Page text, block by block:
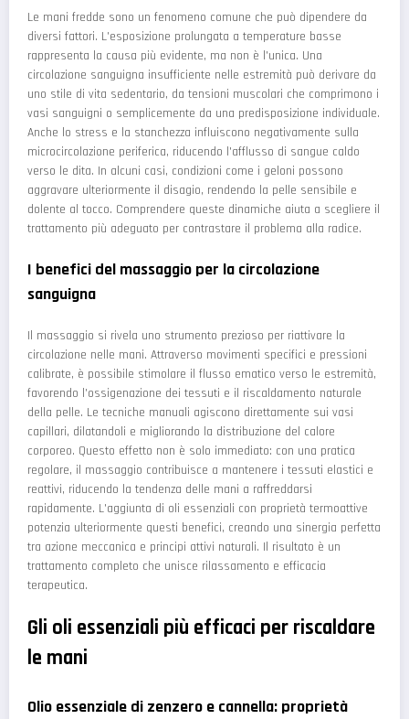
Le mani fredde sono un fenomeno comune che può dipendere da
diversi fattori. L'esposizione prolungata a temperature basse
rappresenta la causa più evidente, ma non è l'unica. Una
circolazione sanguigna insufficiente nelle estremità può derivare da
uno stile di vita sedentario, da tensioni muscolari che comprimono i
vasi sanguigni o semplicemente da una predisposizione individuale.
Anche lo stress e la stanchezza influiscono negativamente sulla
microcircolazione periferica, riducendo l'afflusso di sangue caldo
verso le dita. In alcuni casi, condizioni come i geloni possono
aggravare ulteriormente il disagio, rendendo la pelle sensibile e
dolente al tocco. Comprendere queste dinamiche aiuta a scegliere il
trattamento più adeguato per contrastare il problema alla radice.
I benefici del massaggio per la circolazione
sanguigna
Il massaggio si rivela uno strumento prezioso per riattivare la
circolazione nelle mani. Attraverso movimenti specifici e pressioni
calibrate, è possibile stimolare il flusso ematico verso le estremità,
favorendo l'ossigenazione dei tessuti e il riscaldamento naturale
della pelle. Le tecniche manuali agiscono direttamente sui vasi
capillari, dilatandoli e migliorando la distribuzione del calore
corporeo. Questo effetto non è solo immediato: con una pratica
regolare, il massaggio contribuisce a mantenere i tessuti elastici e
reattivi, riducendo la tendenza delle mani a raffreddarsi
rapidamente. L'aggiunta di oli essenziali con proprietà termoattive
potenzia ulteriormente questi benefici, creando una sinergia perfetta
tra azione meccanica e principi attivi naturali. Il risultato è un
trattamento completo che unisce rilassamento e efficacia
terapeutica.
Gli oli essenziali più efficaci per riscaldare
le mani
Olio essenziale di zenzero e cannella: proprietà